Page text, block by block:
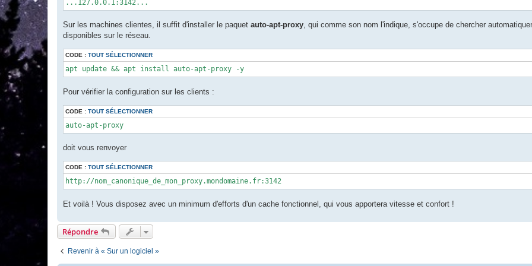
...127.0.0.1:3142...
Sur les machines clientes, il suffit d'installer le paquet auto-apt-proxy, qui comme son nom l'indique, s'occupe de chercher
disponibles sur le réseau.
CODE : TOUT SÉLECTIONNER
apt update && apt install auto-apt-proxy -y
Pour vérifier la configuration sur les clients :
CODE : TOUT SÉLECTIONNER
auto-apt-proxy
doit vous renvoyer
CODE : TOUT SÉLECTIONNER
http://nom_canonique_de_mon_proxy.mondomaine.fr:3142
Et voilà ! Vous disposez avec un minimum d'efforts d'un cache fonctionnel, qui vous apportera vitesse et confort !
Répondre
Revenir à « Sur un logiciel »